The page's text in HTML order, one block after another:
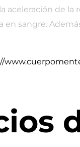
aceleración de
en sangre.